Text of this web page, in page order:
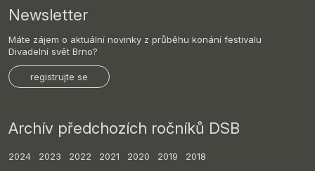
Newsletter
Máte zájem o aktuální novinky z průběhu konání festivalu
Divadelní svět Brno?
registrujte se
Archív předchozích ročníků DSB
2024 2023 2022 2021 2020 2019 2018